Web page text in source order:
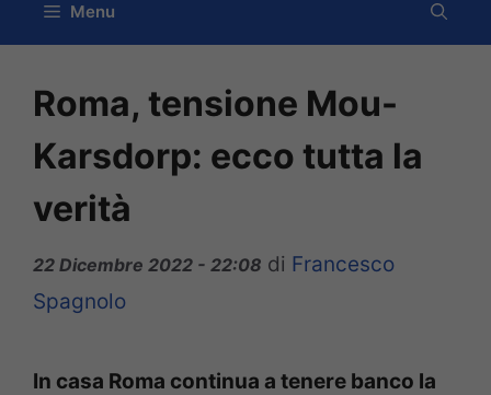
Menu
Roma, tensione Mou-
Karsdorp: ecco tutta la
verità
22 Dicembre 2022 - 22:08 di Francesco
Spagnolo
In casa Roma continua a tenere banco la